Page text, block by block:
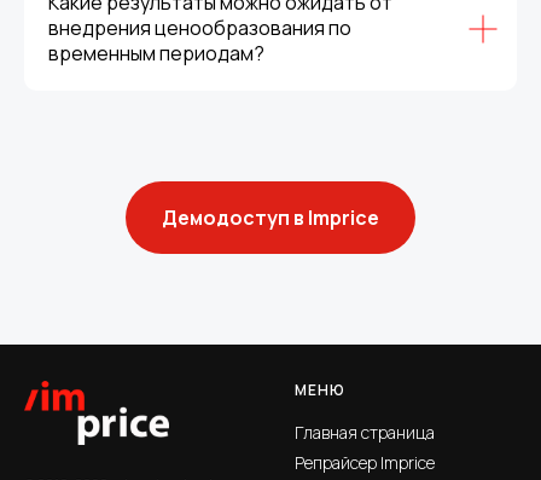
внедрения ценообразования по
временным периодам?
Демодоступ в Imprice
МЕНЮ
Главная страница
Репрайсер Imprice